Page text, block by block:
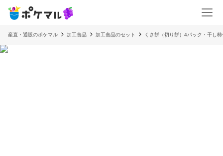
産直・通販のポケマル 加工食品 加工食品のセット くさ餅（切り餅）4パック・干し